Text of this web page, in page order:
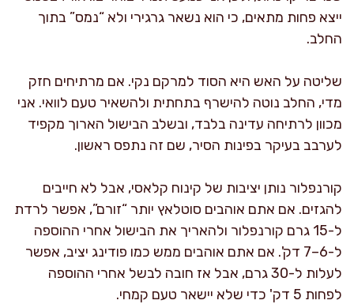
ייצא פחות מתאים, כי הוא נשאר גרגירי ולא “נמס” בתוך
החלב.
שליטה על האש היא הסוד למרקם נקי. אם מרתיחים חזק
מדי, החלב נוטה להישרף בתחתית ולהשאיר טעם לוואי. אני
מכוון לרתיחה עדינה בלבד, ובשלב הבישול הארוך מקפיד
לערבב בעיקר בפינות הסיר, שם זה נתפס ראשון.
קורנפלור נותן יציבות של קינוח קלאסי, אבל לא חייבים
להגזים. אם אתם אוהבים סוטלאץ יותר “זורם”, אפשר לרדת
ל-15 גרם קורנפלור ולהאריך את הבישול אחרי ההוספה
ל-6–7 דק'. אם אתם אוהבים ממש כמו פודינג יציב, אפשר
לעלות ל-30 גרם, אבל אז חובה לבשל אחרי ההוספה
לפחות 5 דק' כדי שלא יישאר טעם קמחי.